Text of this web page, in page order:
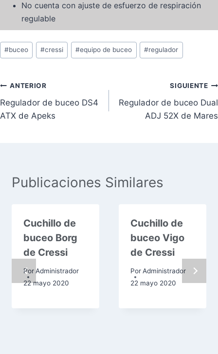
No cuenta con ajuste de esfuerzo de respiración
regulable
#buceo #cressi #equipo de buceo #regulador
ANTERIOR
Regulador de buceo DS4
ATX de Apeks
SIGUIENTE
Regulador de buceo Dual
ADJ 52X de Mares
Publicaciones Similares
Cuchillo de
buceo Borg
de Cressi
PorAdministrador
22 mayo 2020
Cuchillo de
buceo Vigo
de Cressi
PorAdministrador
22 mayo 2020